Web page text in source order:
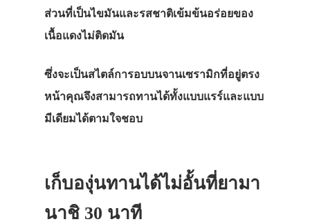
ส่วนที่เป็นไขมันและรสชาติเข้มข้นอร่อยของ
เนื้อแดงไม่ติดมัน
ซึ่งจะเป็นสไตล์การอบบนจานเซรามิกที่อยู่ตรง
หน้าคุณจึงสามารถทานได้ทั้งแบบแรร์และแบบ
มีเดียมได้ตามใจชอบ
เก็บองุ่นทานได้ไม่อั้นที่ยามา
นาชิ 30 นาที